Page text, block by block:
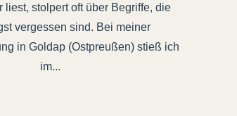
liest, stolpert oft über Begriffe, die
vergessen sind. Bei meiner
in Goldap (Ostpreußen) stieß ich
im...